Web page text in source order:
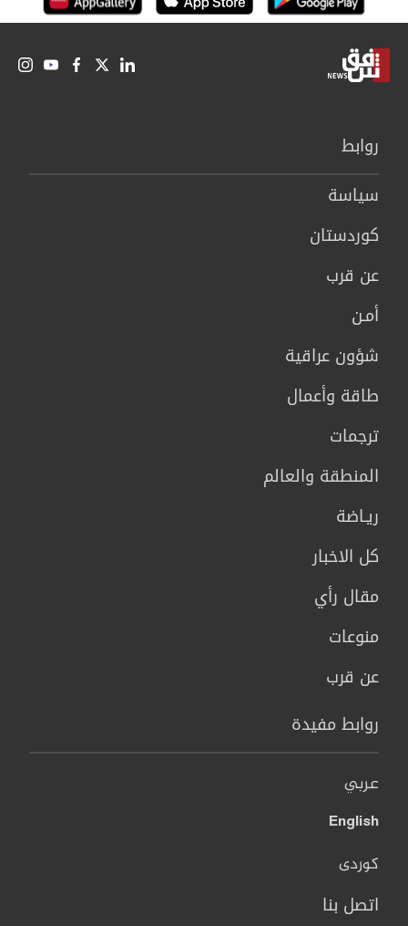
روابط
سیاسة
كوردستان
عن قرب
أمـن
شؤون عراقية
طاقة وأعمال
ترجمات
المنطقة والعالم
ريـاضة
كل الاخبار
مقال رأي
منوعات
عن قرب
روابط مفيدة
عربي
English
کوردی
اتصل بنا